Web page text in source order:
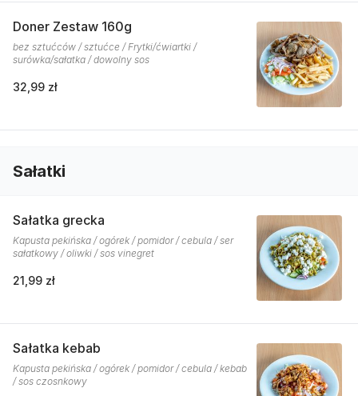
Doner Zestaw 160g
bez sztućców / sztućce / Frytki/ćwiartki /
surówka/sałatka / dowolny sos
32,99 zł
Sałatki
Sałatka grecka
Kapusta pekińska / ogórek / pomidor / cebula / ser
sałatkowy / oliwki / sos vinegret
21,99 zł
Sałatka kebab
Kapusta pekińska / ogórek / pomidor / cebula / kebab
/ sos czosnkowy